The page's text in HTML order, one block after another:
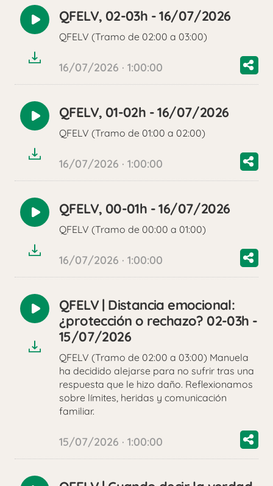
Reproducir
audio
QFELV, 02-03h - 16/07/2026
QFELV (Tramo de 02:00 a 03:00)
16/07/2026 · 1:00:00
Reproducir
audio
QFELV, 01-02h - 16/07/2026
QFELV (Tramo de 01:00 a 02:00)
16/07/2026 · 1:00:00
Reproducir
audio
QFELV, 00-01h - 16/07/2026
QFELV (Tramo de 00:00 a 01:00)
16/07/2026 · 1:00:00
Reproducir
audio
QFELV | Distancia emocional:
¿protección o rechazo? 02-03h -
15/07/2026
QFELV (Tramo de 02:00 a 03:00) Manuela
ha decidido alejarse para no sufrir tras una
respuesta que le hizo daño. Reflexionamos
sobre límites, heridas y comunicación
familiar.
15/07/2026 · 1:00:00